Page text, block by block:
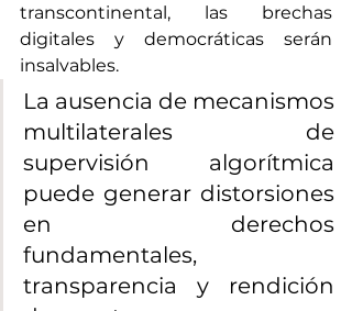
transcontinental, las brechas
digitales y democráticas serán
insalvables.
La ausencia de mecanismos
multilaterales de
supervisión algorítmica
puede generar distorsiones
en derechos
fundamentales,
transparencia y rendición